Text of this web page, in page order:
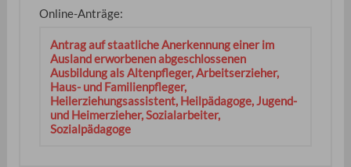
Die Erlaubnis berechtigt Sie, die entsprechende
Berufsbezeichnung zu führen und den Beruf
auszuüben. Die Erlaubnis benötigen Sie für
folgende Berufe:
Online-Anträge:
Antrag auf staatliche Anerkennung einer im
Ausland erworbenen abgeschlossenen
Ausbildung als Altenpfleger, Arbeitserzieher,
Haus- und Familienpfleger,
Heilerziehungsassistent, Heilpädagoge, Jugend-
und Heimerzieher, Sozialarbeiter,
Sozialpädagoge